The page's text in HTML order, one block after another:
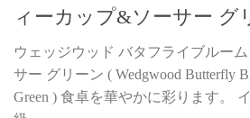
ィーカップ&ソーサー グ
ウェッジウッド バタフライブルー
サー グリーン ( Wedgwood Butterfly
Green ) 食卓を華やかに彩ります。